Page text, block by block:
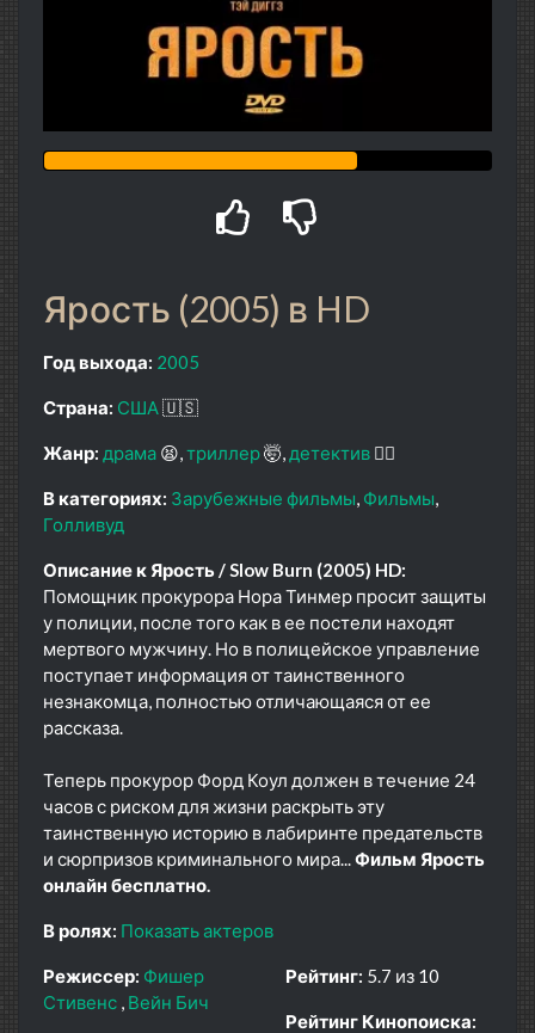
Ярость (2005) в HD
Год выхода: 2005
Страна: США🇺🇸
Жанр: драма 😫 триллер🤯 детектив 🕵️‍♂️
В категориях: Зарубежные фильмы Фильмы
Голливуд
Описание к Ярость / Slow Burn (2005) HD:
Помощник прокурора Нора Тинмер просит защиты
у полиции, после того как в ее постели находят
мертвого мужчину. Но в полицейское управление
поступает информация от таинственного
незнакомца, полностью отличающаяся от ее
рассказа.
Теперь прокурор Форд Коул должен в течение 24
часов с риском для жизни раскрыть эту
таинственную историю в лабиринте предательств
и сюрпризов криминального мира...Фильм Ярость
онлайн бесплатно.
В ролях: Показать актеров
Режиссер: Фишер
Стивенс Вейн Бич
Рейтинг: 5.7 из 10
Рейтинг Кинопоиска: